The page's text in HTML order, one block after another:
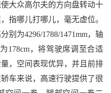
大众高尔夫的方向盘转动十
指哪儿打哪儿，毫无虚位。
别为4296/1788/1471mm，轴
178cm，将驾驶席调至合适
，空间表现优异，并且前排
车来说，高速行驶提供了很